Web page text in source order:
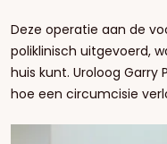
Deze operatie aan de
poliklinisch uitgevoerd,
huis kunt. Uroloog
hoe een circumcisie